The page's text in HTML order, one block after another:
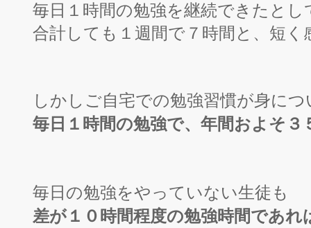
毎日１時間の勉強を継続できたとし
合計しても１週間で７時間と、 短く
しかしご自宅での勉強習慣が身に
毎日１時間の勉強で、年間およそ
毎日の勉強をやっていない生徒も
差が１０時間程度の勉強時間であれ